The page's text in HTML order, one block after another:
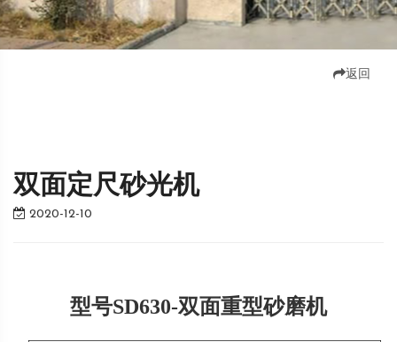
返回
双面定尺砂光机
2020-12-10
型号SD630-双面重型砂磨机